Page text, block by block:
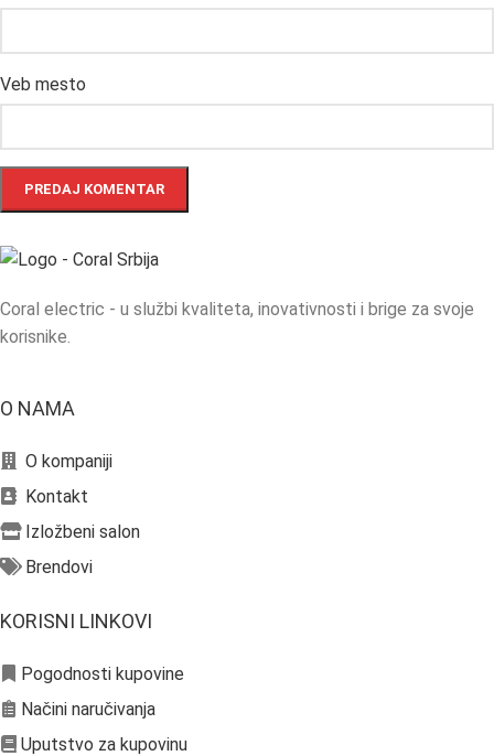
Veb mesto
Coral electric - u službi kvaliteta, inovativnosti i brige za svoje
korisnike.
O NAMA
O kompaniji
Kontakt
Izložbeni salon
Brendovi
KORISNI LINKOVI
Pogodnosti kupovine
Načini naručivanja
Uputstvo za kupovinu